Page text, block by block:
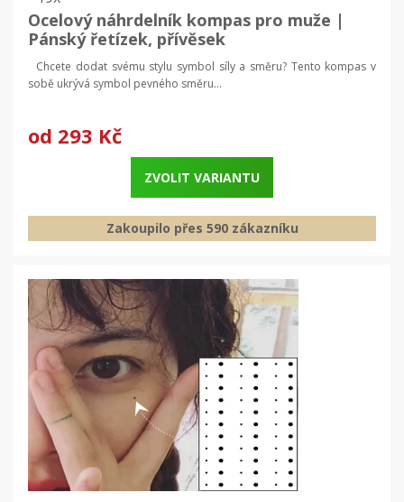
Ocelový náhrdelník kompas pro muže |
Pánský řetízek, přívěsek
Chcete dodat svému stylu symbol síly a směru? Tento kompas v
sobě ukrývá symbol pevného směru...
od 293 Kč
ZVOLIT VARIANTU
Zakoupilo přes 590 zákazníku